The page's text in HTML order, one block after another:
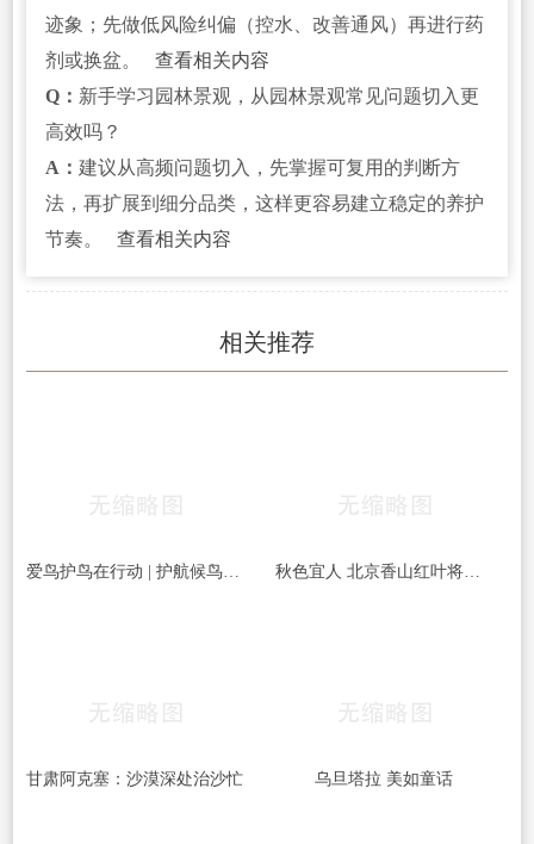
迹象；先做低风险纠偏（控水、改善通风）再进行药
剂或换盆。
查看相关内容
Q： 新手学习园林景观，从园林景观常见问题切入更
高效吗？
A： 建议从高频问题切入，先掌握可复用的判断方
法，再扩展到细分品类，这样更容易建立稳定的养护
节奏。
查看相关内容
相关推荐
爱鸟护鸟在行动 | 护航候鸟迁徙，守护鸟类家园！哈尔滨青少年在行动…… 秋色宜人 北京香山红叶将迎最佳观赏期
甘肃阿克塞：沙漠深处治沙忙 乌旦塔拉 美如童话